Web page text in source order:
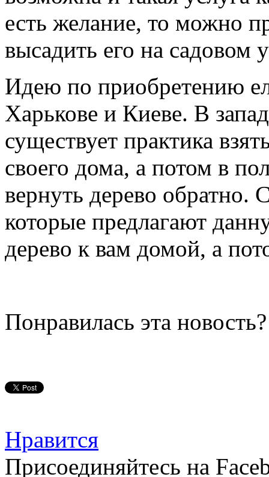
есть желание, то можно
высадить его на садовом
Идею по приобретению
Харькове и Киеве. В
существует практика
своего дома, а потом в
вернуть дерево обратно.
которые предлагают
дерево к вам домой, а
Понравилась эта
Нравится
Присоединяйтесь на